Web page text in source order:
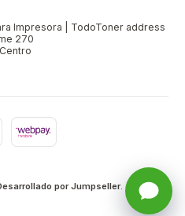
Impresora | TodoToner address
270
por Jumpseller.